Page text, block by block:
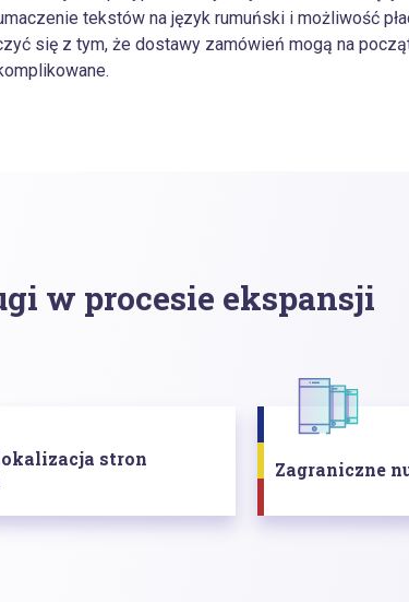
tekstów na język rumuński i możliwość
się z tym, że dostawy zamówień mogą na
w procesie ekspansji
stron
Zagraniczne